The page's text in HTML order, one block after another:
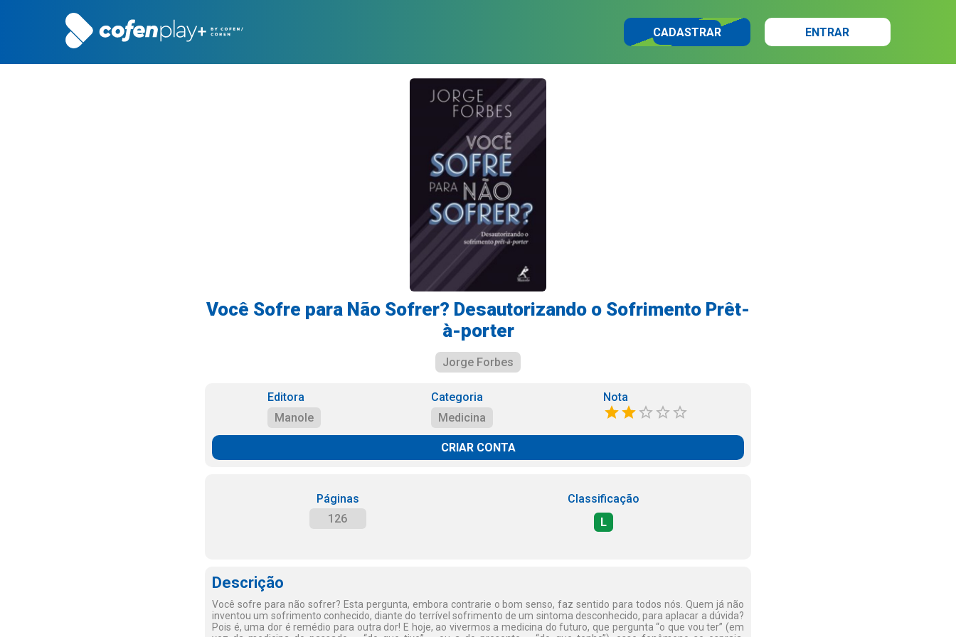
CADASTRAR ENTRAR
Você Sofre para Não Sofrer? Desautorizando o Sofrimento Prêt-
à-porter
Jorge Forbes
Editora
Manole
Categoria
Medicina
Nota
CRIAR CONTA
Páginas
126
Classificação
L
Descrição
Você sofre para não sofrer? Esta pergunta, embora contrarie o bom senso, faz sentido para todos nós. Quem já não
inventou um sofrimento conhecido, diante do terrível sofrimento de um sintoma desconhecido, para aplacar a dúvida?
Pois é, uma dor é remédio para outra dor! E hoje, ao vivermos a medicina do futuro, que pergunta “o que vou ter” (em